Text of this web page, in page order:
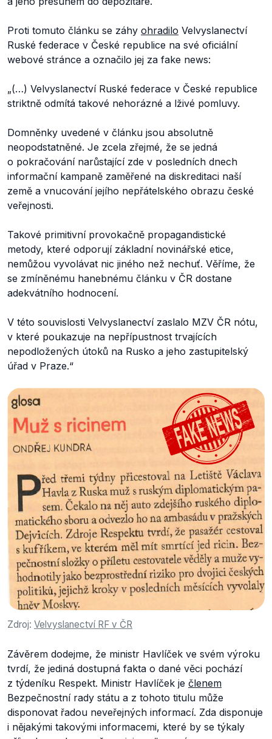
Proti tomuto článku se záhy ohradilo Velvyslanectví
Ruské federace v České republice na své oficiální
webové stránce a označilo jej za fake news:
„(…) Velvyslanectví Ruské federace v České republice
striktně odmítá takové nehorázné a lživé pomluvy.
Domněnky uvedené v článku jsou absolutně
neopodstatněné. Je zcela zřejmé, že se jedná
o pokračování narůstající zde v posledních dnech
informační kampaně zaměřené na diskreditaci naší
země a vnucování jejího nepřátelského obrazu české
veřejnosti.
Takové primitivní provokačně propagandistické
metody, které odporují základní novinářské etice,
nemůžou vyvolávat nic jiného než nechuť. Věříme, že
se zmíněnému hanebnému článku v ČR dostane
adekvátního hodnocení.
V této souvislosti Velvyslanectví zaslalo MZV ČR nótu,
v které poukazuje na nepřípustnost trvajících
nepodložených útoků na Rusko a jeho zastupitelský
úřad v Praze.“
Zdroj: Velvyslanectví RF v ČR
Závěrem dodejme, že ministr Havlíček ve svém výroku
tvrdí, že jediná dostupná fakta o dané věci pochází
z týdeníku Respekt. Ministr Havlíček je členem
Bezpečnostní rady státu a z tohoto titulu může
disponovat řadou neveřejných informací. Zda disponuje
i nějakými takovými informacemi, které by se týkaly